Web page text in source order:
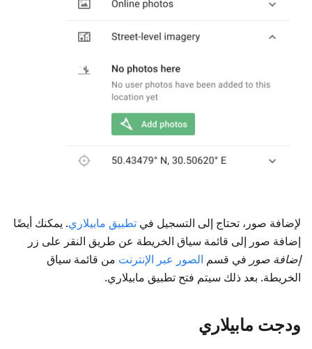
لإضافة صور، تحتاج إلى التسجيل في تطبيق مابيلاري. يمكنك أيضًا
إضافة صور إلى قائمة سياق الخريطة عن طريق النقر على زر
إضافة صور في قسم الصور عبر الإنترنت من قائمة سياق
الخريطة. بعد ذلك سيتم فتح تطبيق مابيلاري.
ودجت مابيلاري